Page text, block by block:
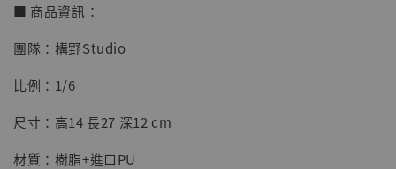
【店內現貨】七龍珠 系列蒐藏雕像 悟空 鳥山
明紀念款 [奇蹟工作室]
NT$ 5,580
■ 商品資訊：
團隊：構野Studio
比例：1/6
尺寸：高14 長27 深12 cm
材質：樹脂+進口PU